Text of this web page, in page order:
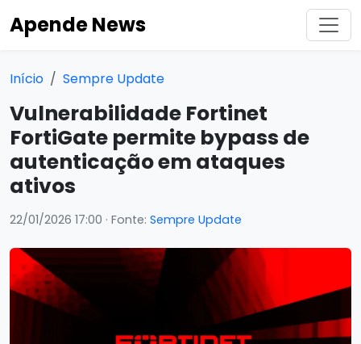
Apende News
Início Sempre Update
Vulnerabilidade Fortinet
FortiGate permite bypass de
autenticação em ataques
ativos
22/01/2026 17:00 · Fonte: Sempre Update